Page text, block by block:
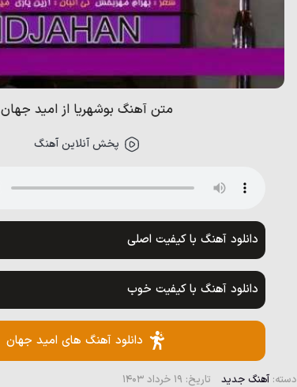
متن آهنگ بوشهریا از امید جهان
پخش آنلاین آهنگ
دانلود آهنگ با کیفیت اصلی
دانلود آهنگ با کیفیت خوب
دانلود آهنگ های امید جهان
دسته:آهنگ جدید تاریخ: ۱۹ خرداد ۱۴۰۳